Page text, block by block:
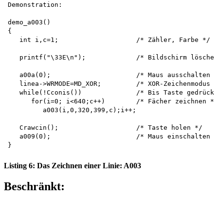
Demonstration:
demo_a003()
{
   int i,c=1;                    /* Zähler, Farbe */
printf("\33E\n");             /* Bildschirm
a00a(0);                      /* Maus ausschalten
linea->WRMODE=MD_XOR;         /* XOR-Zeichenmodus
while(!Cconis())              /* Bis Taste
      for(i=0; i<640;c++)        /* Fächer zeichnen */
         a003(i,0,320,399,c);i++;
   Crawcin();                    /* Taste holen */
a009(0);                      /* Maus einschalten
Listing 6: Das Zeichnen einer Linie: A003
Beschränkt: